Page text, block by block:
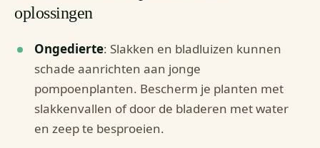
oplossingen
Ongedierte: Slakken en bladluizen kunnen
schade aanrichten aan jonge
pompoenplanten. Bescherm je planten met
slakkenvallen of door de bladeren met water
en zeep te besproeien.